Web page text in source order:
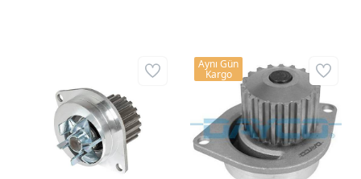
Aynı Gün
Kargo